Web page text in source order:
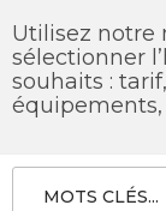
Utilisez notre
sélectionner
souhaits :
MOTS CLÉS...